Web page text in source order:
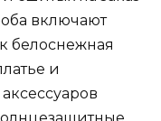
включают
белоснежная
и